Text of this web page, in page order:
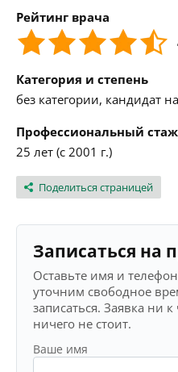
Рейтинг врача
Категория и степень
без категории, кандидат
Профессиональный стаж
25 лет (с 2001 г.)
Поделиться страницей
Записаться на
Оставьте имя и
уточним свободное
записаться. Заявка ни
ничего не стоит.
Ваше имя